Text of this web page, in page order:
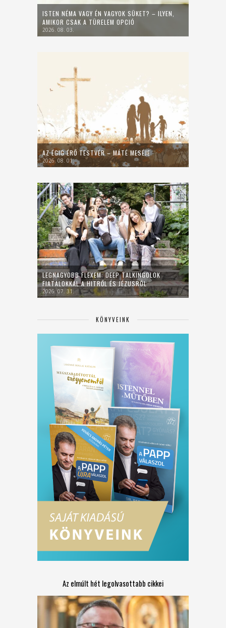
ISTEN NÉMA VAGY ÉN VAGYOK SÜKET? – ILYEN,
AMIKOR CSAK A TÜRELEM OPCIÓ
2026. 08. 03.
AZ ÉGIG ÉRŐ TESTVÉR – MÁTÉ MESÉJE
2026. 08. 01.
LEGNAGYOBB FLEXEM: DEEP TALKINGOLOK
FIATALOKKAL A HITRŐL ÉS JÉZUSRÓL
2026. 07. 31.
KÖNYVEINK
Az elmúlt hét legolvasottabb cikkei